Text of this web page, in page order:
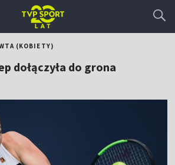
(KOBIETY)
dołączyła do grona